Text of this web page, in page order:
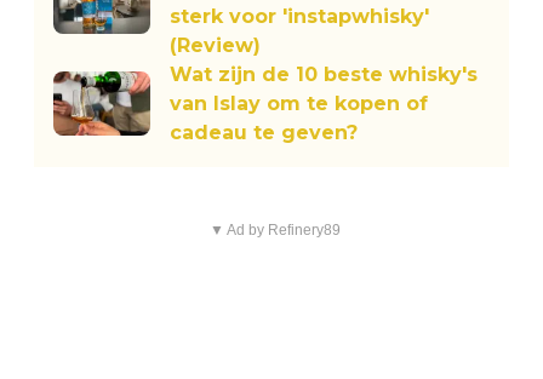
sterk voor 'instapwhisky'
(Review)
Wat zijn de 10 beste whisky's
van Islay om te kopen of
cadeau te geven?
▼ Ad by Refinery89